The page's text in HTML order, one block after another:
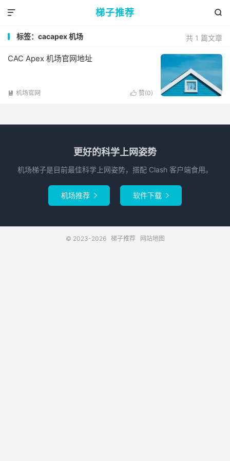
梯子推荐 

共 1 篇文章
标签：cacapex 机场
CAC Apex 机场官网地址
 赞(0)
 机场官网
更好的科学上网姿势
机场梯子是目前最佳科学上网姿势，搭配 Clash 客户端食用。
机场推荐  软件下载 
© 2023-2026 梯子推荐 网站地图